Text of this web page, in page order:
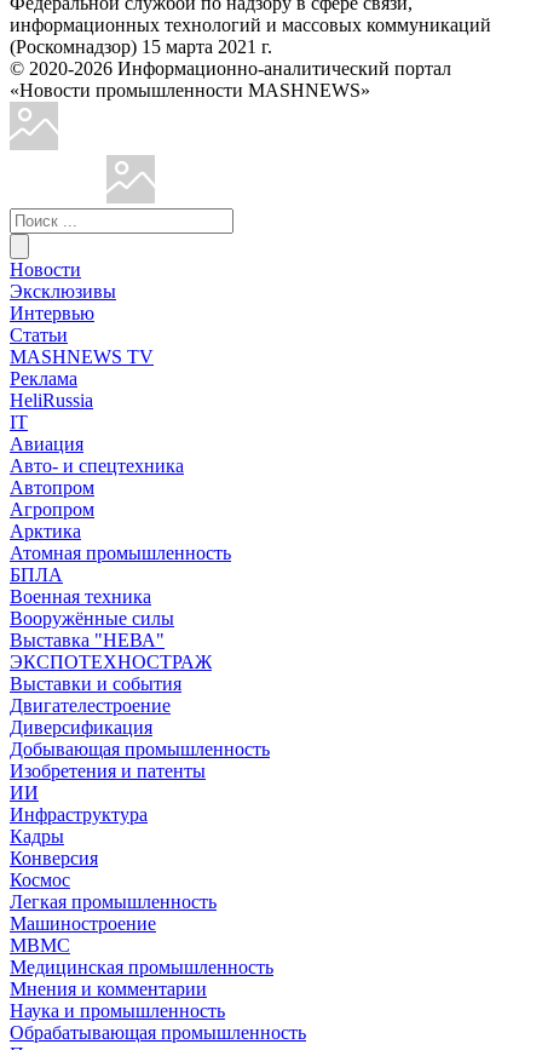
информационных технологий и массовых коммуникаций
(Роскомнадзор) 15 марта 2021 г.
© 2020-2026 Информационно-аналитический портал
«Новости промышленности MASHNEWS»
Новости
Эксклюзивы
Интервью
Статьи
MASHNEWS TV
Реклама
HeliRussia
IT
Авиация
Авто- и спецтехника
Автопром
Агропром
Арктика
Атомная промышленность
БПЛА
Военная техника
Вооружённые силы
Выставка "НЕВА"
ЭКСПОТЕХНОСТРАЖ
Выставки и события
Двигателестроение
Диверсификация
Добывающая промышленность
Изобретения и патенты
ИИ
Инфраструктура
Кадры
Конверсия
Космос
Легкая промышленность
Машиностроение
МВМС
Медицинская промышленность
Мнения и комментарии
Наука и промышленность
Обрабатывающая промышленность